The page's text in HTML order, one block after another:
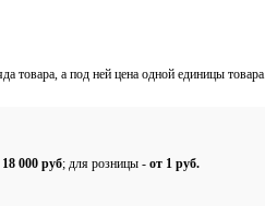
товара, а под ней цена одной единицы товара.
18 000 руб; для розницы - от 1 руб.